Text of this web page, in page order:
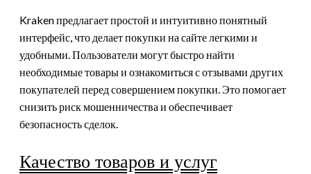
Kraken предлагает простой и интуитивно понятный
интерфейс, что делает покупки на сайте легкими и
удобными. Пользователи могут быстро найти
необходимые товары и ознакомиться с отзывами других
покупателей перед совершением покупки. Это помогает
снизить риск мошенничества и обеспечивает
безопасность сделок.
Качество товаров и услуг